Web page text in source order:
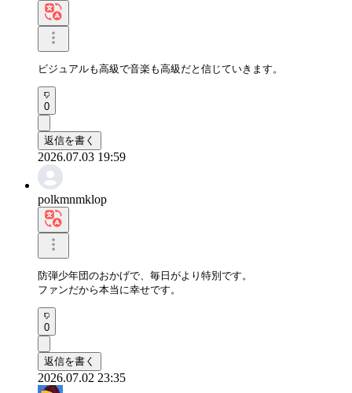
ビジュアルも高級で音楽も高級だと信じていきます。
0
返信を書く
2026.07.03 19:59
polkmnmklop
防弾少年団のおかげで、毎日がより特別です。
ファンだから本当に幸せです。
0
返信を書く
2026.07.02 23:35